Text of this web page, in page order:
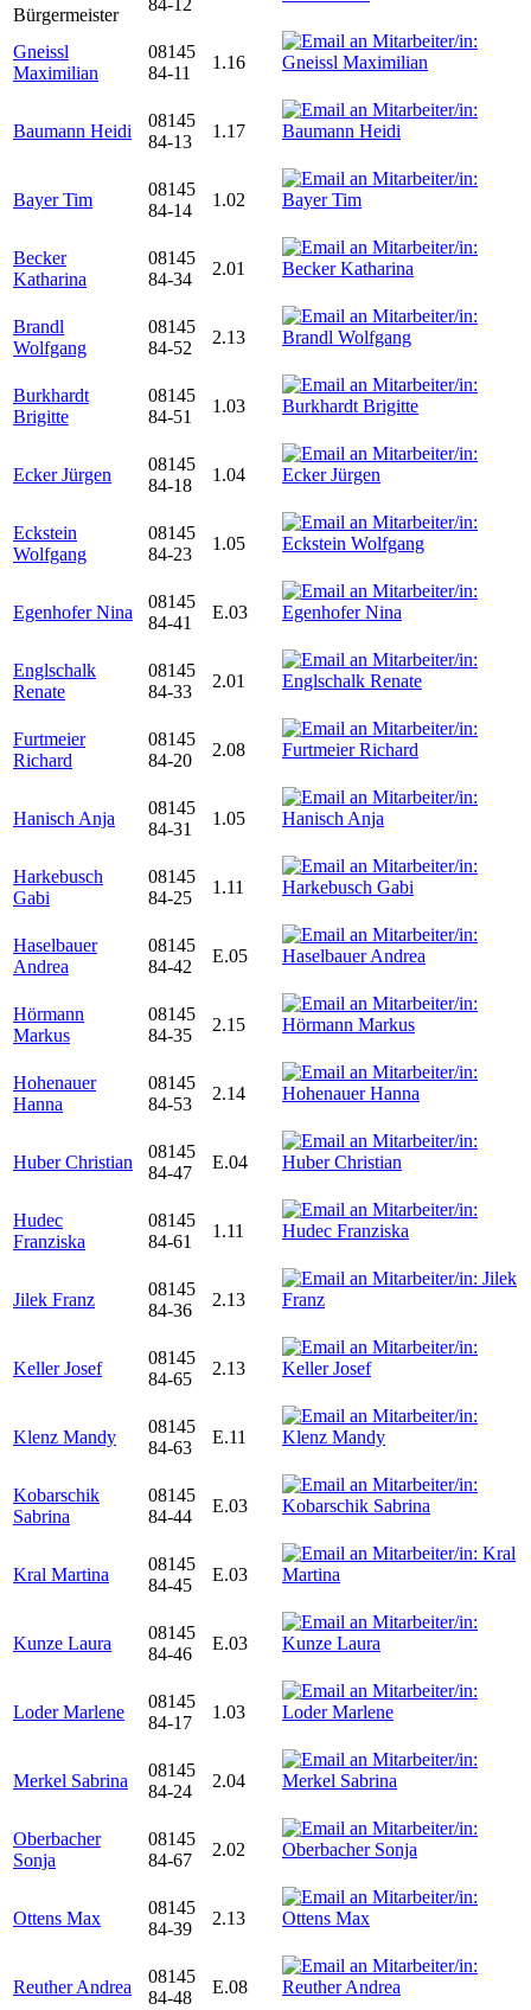
Bürgermeister
84-12
Gneissl
Maximilian
08145
84-11
1.16
Baumann Heidi
08145
84-13
1.17
Bayer Tim
08145
84-14
1.02
Becker
Katharina
08145
84-34
2.01
Brandl
Wolfgang
08145
84-52
2.13
Burkhardt
Brigitte
08145
84-51
1.03
Ecker Jürgen
08145
84-18
1.04
Eckstein
Wolfgang
08145
84-23
1.05
Egenhofer Nina
08145
84-41
E.03
Englschalk
Renate
08145
84-33
2.01
Furtmeier
Richard
08145
84-20
2.08
Hanisch Anja
08145
84-31
1.05
Harkebusch
Gabi
08145
84-25
1.11
Haselbauer
Andrea
08145
84-42
E.05
Hörmann
Markus
08145
84-35
2.15
Hohenauer
Hanna
08145
84-53
2.14
Huber Christian
08145
84-47
E.04
Hudec
Franziska
08145
84-61
1.11
Jilek Franz
08145
84-36
2.13
Keller Josef
08145
84-65
2.13
Klenz Mandy
08145
84-63
E.11
Kobarschik
Sabrina
08145
84-44
E.03
Kral Martina
08145
84-45
E.03
Kunze Laura
08145
84-46
E.03
Loder Marlene
08145
84-17
1.03
Merkel Sabrina
08145
84-24
2.04
Oberbacher
Sonja
08145
84-67
2.02
Ottens Max
08145
84-39
2.13
Reuther Andrea
08145
84-48
E.08